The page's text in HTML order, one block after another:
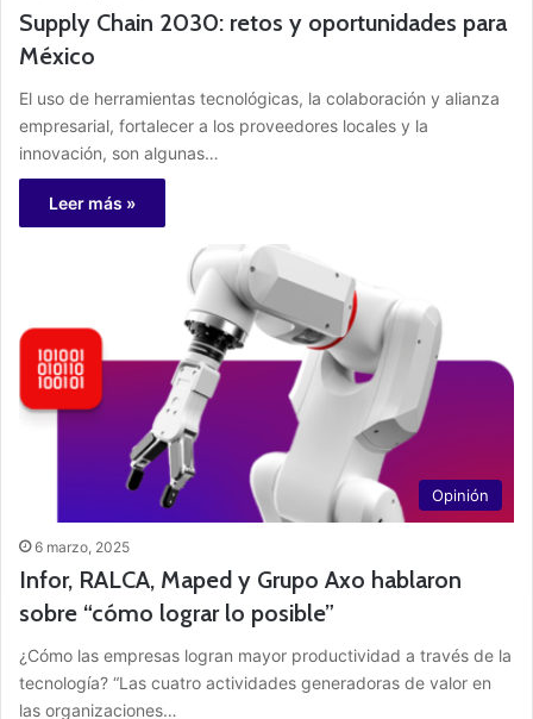
Supply Chain 2030: retos y oportunidades para
México
El uso de herramientas tecnológicas, la colaboración y alianza
empresarial, fortalecer a los proveedores locales y la
innovación, son algunas…
Leer más »
Opinión
6 marzo, 2025
Infor, RALCA, Maped y Grupo Axo hablaron
sobre “cómo lograr lo posible”
¿Cómo las empresas logran mayor productividad a través de la
tecnología? “Las cuatro actividades generadoras de valor en
las organizaciones…